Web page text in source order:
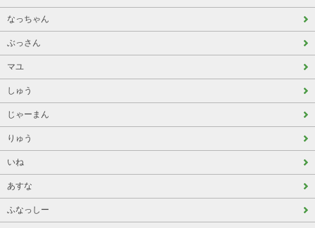
なっちゃん
ぶっさん
マユ
しゅう
じゃーまん
りゅう
いね
あすな
ふなっしー